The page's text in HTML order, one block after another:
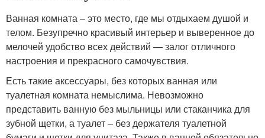
Ванная комната – это место, где мы отдыхаем душой и
телом. Безупречно красивый интерьер и выверенное до
мелочей удобство всех действий — залог отличного
настроения и прекрасного самочувствия.
Есть такие аксессуары, без которых ванная или
туалетная комната немыслима. Невозможно
представить ванную без мыльницы или стаканчика для
зубной щетки, а туалет – без держателя туалетной